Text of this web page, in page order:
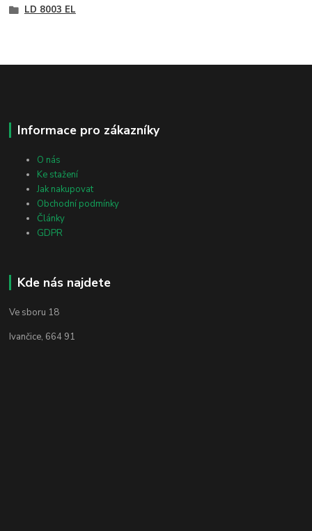
LD 8003 EL
Informace pro zákazníky
O nás
Ke stažení
Jak nakupovat
Obchodní podmínky
Články
GDPR
Kde nás najdete
Ve sboru 18
Ivančice, 664 91